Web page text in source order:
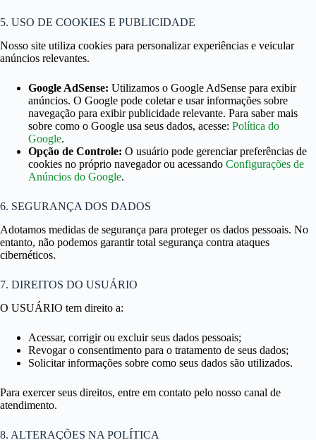
5. USO DE COOKIES E PUBLICIDADE
Nosso site utiliza cookies para personalizar experiências e veicular
anúncios relevantes.
Google AdSense: Utilizamos o Google AdSense para exibir
anúncios. O Google pode coletar e usar informações sobre
navegação para exibir publicidade relevante. Para saber mais
sobre como o Google usa seus dados, acesse: Política do
Google.
Opção de Controle: O usuário pode gerenciar preferências de
cookies no próprio navegador ou acessando Configurações de
Anúncios do Google.
6. SEGURANÇA DOS DADOS
Adotamos medidas de segurança para proteger os dados pessoais. No
entanto, não podemos garantir total segurança contra ataques
cibernéticos.
7. DIREITOS DO USUÁRIO
O USUÁRIO tem direito a:
Acessar, corrigir ou excluir seus dados pessoais;
Revogar o consentimento para o tratamento de seus dados;
Solicitar informações sobre como seus dados são utilizados.
Para exercer seus direitos, entre em contato pelo nosso canal de
atendimento.
8. ALTERAÇÕES NA POLÍTICA